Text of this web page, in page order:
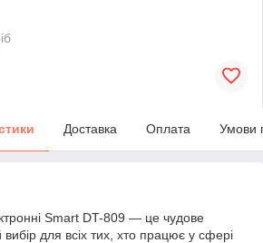
Доставка Оплата Умови
Smart DT-809 — це чудове
для всіх тих, хто працює у сфері